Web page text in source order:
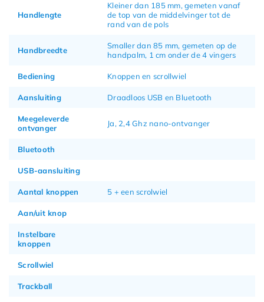
Handlengte
Kleiner dan 185 mm, gemeten vanaf
de top van de middelvinger tot de
rand van de pols
Handbreedte
Smaller dan 85 mm, gemeten op de
handpalm, 1 cm onder de 4 vingers
Bediening Knoppen en scrollwiel
Aansluiting Draadloos USB en Bluetooth
Meegeleverde
ontvanger
Ja, 2,4 Ghz nano-ontvanger
Bluetooth
USB-aansluiting
Aantal knoppen 5 + een scrolwiel
Aan/uit knop
Instelbare
knoppen
Scrollwiel
Trackball